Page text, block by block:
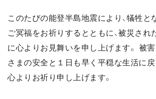
このたびの能登半島地震により、犠牲と
ご冥福をお祈りするとともに、被災され
に心よりお見舞いを申し上げます。 被
さまの安全と１日も早く平穏な生活に
心よりお祈り申し上げます。